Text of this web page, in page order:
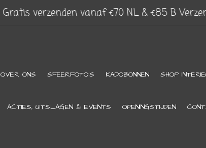
Gratis verzenden vanaf €70 NL & €85 B
OVER ONS SFEERFOTO'S KADOBONNEN SHOP
ACTIES, UITSLAGEN & EVENTS OPENINGSTIJDEN